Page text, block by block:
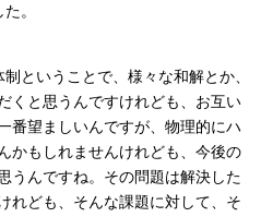
。
ということで、様々な和解とか、
くと思うんですけれども、お互い
番望ましいんですが、物理的にハ
かもしれませんけれども、今後の
うんですね。その問題は解決した
れども、そんな課題に対して、そ